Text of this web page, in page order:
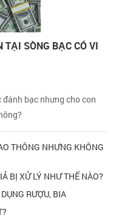
SÒNG BẠC CÓ VI
bạc nhưng cho con
THÔNG NHƯNG KHÔNG
BỊ XỬ LÝ NHƯ THẾ NÀO?
RƯỢU, BIA